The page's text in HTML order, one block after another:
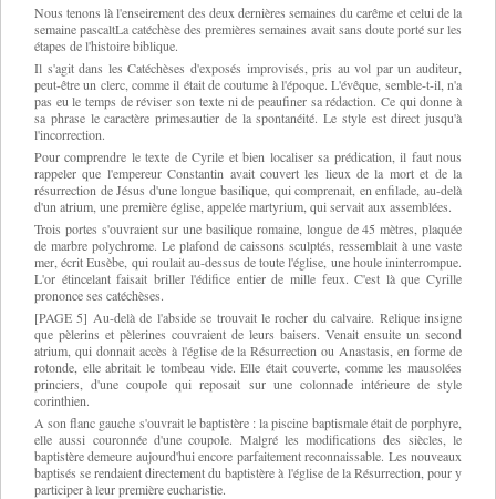
Nous tenons là l'enseirement des deux dernières semaines du carême et celui de la
semaine pascaltLa catéchèse des premières semaines avait sans doute porté sur les
étapes de l'histoire biblique.
Il s'agit dans les Catéchèses d'exposés improvisés, pris au vol par un auditeur,
peut-être un clerc, comme il était de coutume à l'époque. L'évêque, semble-t-il, n'a
pas eu le temps de réviser son texte nide peaufiner sa rédaction. Ce qui donne à
sa phrase le caractère primesautier de la spontanéité. Le style est direct jusqu'à
l'incorrection.
Pour comprendre le texte de Cyrile et bien localiser sa prédication, il faut nous
rappeler que l'empereur Constantin avait couvert les lieux de la mort et de la
résurrection de Jésus d'une longue basilique, qui comprenait, en enfilade, au-delà
d'un atrium, une première église, appelée martyrium, qui servait aux assemblées.
Trois portes s'ouvraient sur une basilique romaine, longue de 45 mètres, plaquée
de marbre polychrome. Le plafond de caissons sculptés, ressemblait à une vaste
mer, écrit Eusèbe, qui roulait au-dessus de toute l'église, une houle ininterrompue.
L'or étincelant faisait briller l'édifice entier de mille feux. C'est là que Cyrille
prononce ses catéchèses.
[PAGE 5] Au-delà de l'abside se trouvait le rocher du calvaire. Relique insigne
que pèlerins et pèlerines couvraient de leurs baisers. Venait ensuite un second
atrium, qui donnait accès à l'église de la Résurrection ou Anastasis, en forme de
rotonde, elle abritait le tombeau vide. Elle était couverte, comme les mausolées
princiers, d'une coupole qui reposait sur une colonnade intérieure de style
corinthien.
A son flanc gauche s'ouvrait le baptistère : la piscine baptismale était de porphyre,
elle aussi couronnée d'une coupole. Malgré les modifications des siècles, le
baptistère demeure aujourd'hui encore parfaitement reconnaissable. Les nouveaux
baptisés se rendaient directement du baptistère à l'église de la Résurrection, pour y
participer à leur première eucharistie.